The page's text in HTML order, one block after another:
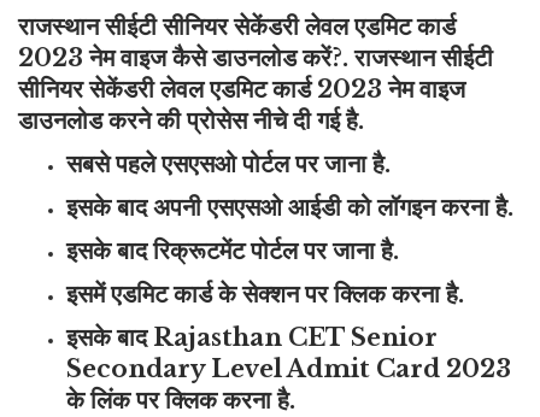
राजस्थान सीईटी सीनियर सेकेंडरी लेवल एडमिट कार्ड
2023 नेम वाइज कैसे डाउनलोड करें?. राजस्थान सीईटी
सीनियर सेकेंडरी लेवल एडमिट कार्ड 2023 नेम वाइज
डाउनलोड करने की प्रोसेस नीचे दी गई है.
सबसे पहले एसएसओ पोर्टल पर जाना है.
इसके बाद अपनी एसएसओ आईडी को लॉगइन करना है.
इसके बाद रिक्रूटमेंट पोर्टल पर जाना है.
इसमें एडमिट कार्ड के सेक्शन पर क्लिक करना है.
इसके बाद Rajasthan CET Senior
Secondary Level Admit Card 2023
के लिंक पर क्लिक करना है.